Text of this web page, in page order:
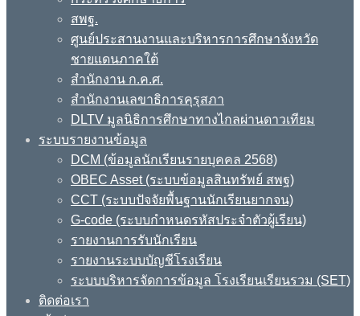
สพฐ.
ศูนย์ประสานงานและบริหารการศึกษาจังหวัด
ชายแดนภาคใต้
สำนักงาน ก.ค.ศ.
สำนักงานเลขาธิการคุรุสภา
DLTV มูลนิธิการศึกษาทางไกลผ่านดาวเทียม
ระบบรายงานข้อมูล
DCM (ข้อมูลนักเรียนรายบุคคล 2568)
OBEC Asset (ระบบข้อมูลสินทรัพย์ สพฐ)
CCT (ระบบปัจจัยพื้นฐานนักเรียนยากจน)
G-code (ระบบกำหนดรหัสประจำตัวผู้เรียน)
รายงานการรับนักเรียน
รายงานระบบบัญชีโรงเรียน
ระบบบริหารจัดการข้อมูล โรงเรียนเรียนรวม (SET)
ติดต่อเรา